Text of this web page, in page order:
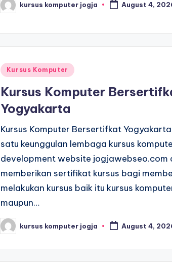
kursus komputer jogja August 4,
Kursus Komputer
Kursus Komputer
Yogyakarta
Kursus Komputer Bersertifkat
satu keunggulan lembaga kursus
development website jogjawebseo.com
memberikan sertifikat kursus bagi
melakukan kursus baik itu kursus
maupun…
kursus komputer jogja August 4,